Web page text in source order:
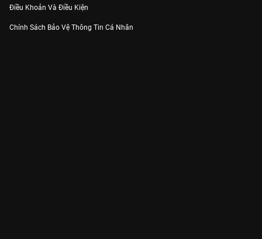
Điều Khoản Và Điều Kiện
Chính Sách Bảo Vệ Thông Tin Cá Nhân